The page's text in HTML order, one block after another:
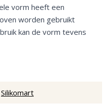
vorm heeft een
worden gebruikt
kan de vorm tevens
Silikomart